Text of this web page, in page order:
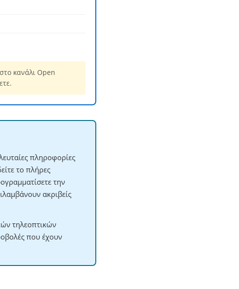
κανάλι Open
πληροφορίες
το πλήρες
την
ακριβείς
τηλεοπτικών
που έχουν